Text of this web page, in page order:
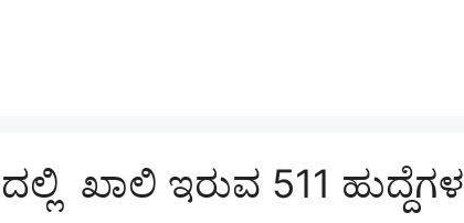
ಖಾಲಿ ಇರುವ 511 ಹುದ್ದೆಗಳ